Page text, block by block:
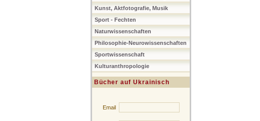
Kunst, Aktfotografie, Musik
Sport - Fechten
Naturwissenschaften
Philosophie-Neurowissenschaften
Sportwissenschaft
Kulturanthropologie
Bücher auf Ukrainisch
Email